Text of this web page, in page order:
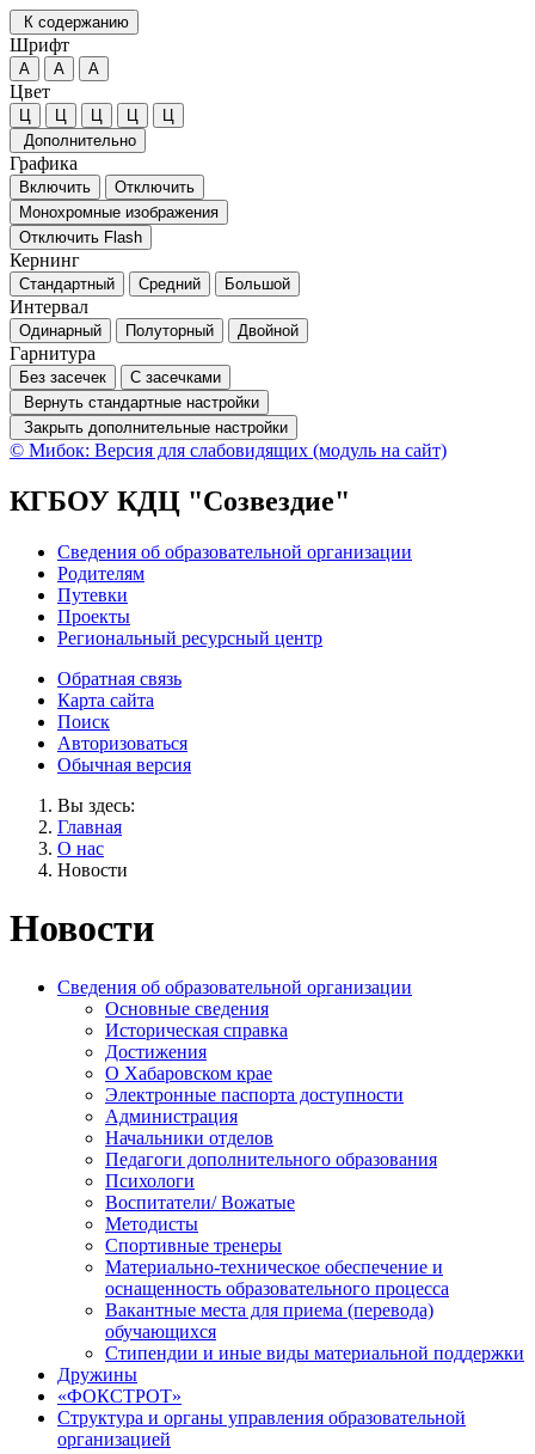
К содержанию
Шрифт
А А А
Цвет
Ц Ц Ц Ц
Ц
Дополнительно
Графика
Включить
Отключить
Монохромные изображения
Отключить Flash
Кернинг
Стандартный Средний Большой
Интервал
Одинарный Полуторный Двойной
Гарнитура
Без засечек
С засечками
Вернуть стандартные настройки
Закрыть дополнительные настройки
© Мибок: Версия для слабовидящих (модуль на сайт)
КГБОУ КДЦ "Созвездие"
Сведения об образовательной организации
Родителям
Путевки
Проекты
Региональный ресурсный центр
Обратная связь
Карта сайта
Поиск
Авторизоваться
Обычная версия
Вы здесь:
Главная
О нас
Новости
Новости
Сведения об образовательной организации
Основные сведения
Историческая справка
Достижения
О Хабаровском крае
Электронные паспорта доступности
Администрация
Начальники отделов
Педагоги дополнительного образования
Психологи
Воспитатели/ Вожатые
Методисты
Спортивные тренеры
Материально-техническое обеспечение и
оснащенность образовательного процесса
Вакантные места для приема (перевода)
обучающихся
Стипендии и иные виды материальной поддержки
Дружины
«ФОКСТРОТ»
Структура и органы управления образовательной
организацией